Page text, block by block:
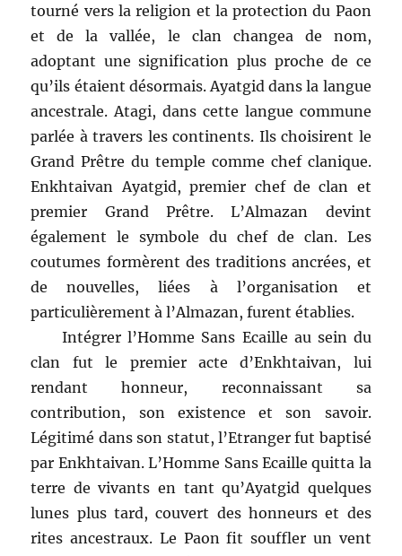
tourné vers la religion et la protection du Paon
et de la vallée, le clan changea de nom,
adoptant une signification plus proche de ce
qu’ils étaient désormais. Ayatgid dans la langue
ancestrale. Atagi, dans cette langue commune
parlée à travers les continents. Ils choisirent le
Grand Prêtre du temple comme chef clanique.
Enkhtaivan Ayatgid, premier chef de clan et
premier Grand Prêtre. L’Almazan devint
également le symbole du chef de clan. Les
coutumes formèrent des traditions ancrées, et
de nouvelles, liées à l’organisation et
particulièrement à l’Almazan, furent établies.
Intégrer l’Homme Sans Ecaille au sein du
clan fut le premier acte d’Enkhtaivan, lui
rendant honneur, reconnaissant sa
contribution, son existence et son savoir.
Légitimé dans son statut, l’Etranger fut baptisé
par Enkhtaivan. L’Homme Sans Ecaille quitta la
terre de vivants en tant qu’Ayatgid quelques
lunes plus tard, couvert des honneurs et des
rites ancestraux. Le Paon fit souffler un vent